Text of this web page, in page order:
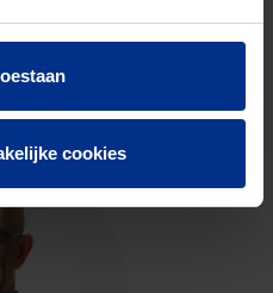
cookies
ONS
experts voor meer